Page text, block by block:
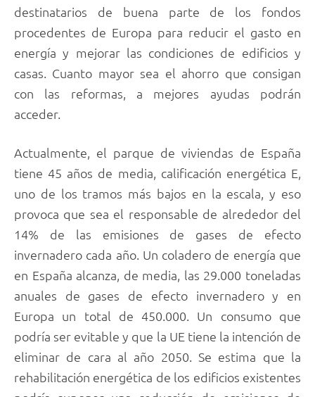
destinatarios de buena parte de los fondos
procedentes de Europa para reducir el gasto en
energía y mejorar las condiciones de edificios y
casas. Cuanto mayor sea el ahorro que consigan
con las reformas, a mejores ayudas podrán
acceder.
Actualmente, el parque de viviendas de España
tiene 45 años de media, calificación energética E,
uno de los tramos más bajos en la escala, y eso
provoca que sea el responsable de alrededor del
14% de las emisiones de gases de efecto
invernadero cada año. Un coladero de energía que
en España alcanza, de media, las 29.000 toneladas
anuales de gases de efecto invernadero y en
Europa un total de 450.000. Un consumo que
podría ser evitable y que la UE tiene la intención de
eliminar de cara al año 2050. Se estima que la
rehabilitación energética de los edificios existentes